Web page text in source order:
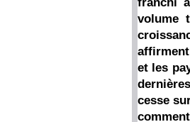
volume
et les
cesse